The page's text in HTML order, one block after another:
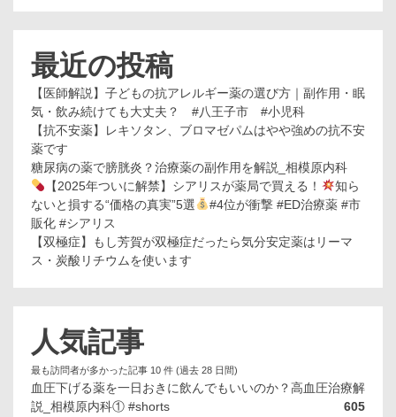
最近の投稿
【医師解説】子どもの抗アレルギー薬の選び方｜副作用・眠
気・飲み続けても大丈夫？ #八王子市 #小児科
【抗不安薬】レキソタン、ブロマゼパムはやや強めの抗不安
薬です
糖尿病の薬で膀胱炎？治療薬の副作用を解説_相模原内科
【2025年ついに解禁】シアリスが薬局で買える！
知ら
ないと損する“価格の真実”5選
#4位が衝撃 #ED治療薬 #市
販化 #シアリス
【双極症】もし芳賀が双極症だったら気分安定薬はリーマ
ス・炭酸リチウムを使います
人気記事
最も訪問者が多かった記事 10 件 (過去 28 日間)
血圧下げる薬を一日おきに飲んでもいいのか？高血圧治療解
説_相模原内科① #shorts
605